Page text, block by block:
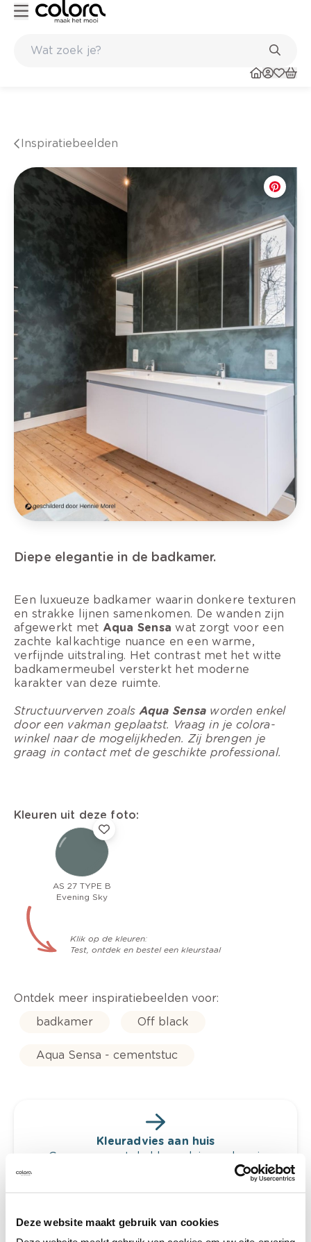
Deze website maakt gebruik van cookies
Inspiratiebeelden
Diepe elegantie in de badkamer.
Een luxueuze badkamer waarin donkere texturen
en strakke lijnen samenkomen. De wanden zijn
afgewerkt met Aqua Sensa wat zorgt voor een
zachte kalkachtige nuance en een warme,
verfijnde uitstraling. Het contrast met het witte
badkamermeubel versterkt het moderne
karakter van deze ruimte.
Structuurverven zoals Aqua Sensa worden enkel
door een vakman geplaatst. Vraag in je colora-
winkel naar de mogelijkheden. Zij brengen je
graag in contact met de geschikte professional.
Kleuren uit deze foto:
AS 27 TYPE B
Evening Sky
Klik op de kleuren:
Test, ontdek en bestel een kleurstaal
Ontdek meer inspiratiebeelden voor:
badkamer
Off black
Aqua Sensa - cementstuc
Kleuradvies aan huis
Ga samen met de kleuradviseur door je